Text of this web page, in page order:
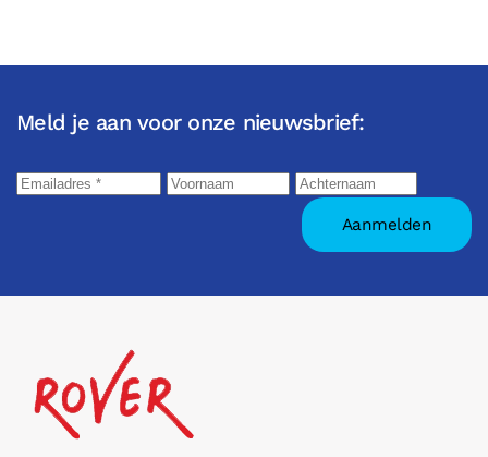
Meld je aan voor onze nieuwsbrief: